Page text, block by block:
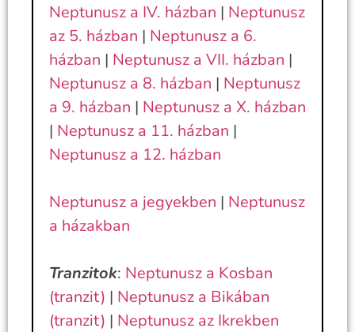
Neptunusz a IV. házban | Neptunusz
az 5. házban | Neptunusz a 6.
házban | Neptunusz a VII. házban |
Neptunusz a 8. házban | Neptunusz
a 9. házban | Neptunusz a X. házban
| Neptunusz a 11. házban |
Neptunusz a 12. házban
Neptunusz a jegyekben | Neptunusz
a házakban
Tranzitok: Neptunusz a Kosban
(tranzit) | Neptunusz a Bikában
(tranzit) | Neptunusz az Ikrekben